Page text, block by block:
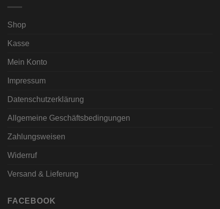
Shop
Kasse
Mein Konto
Impressum
Datenschutzerklärung
Allgemeine Geschäftsbedingungen
Zahlungsweisen
Widerruf
Versand & Lieferung
FACEBOOK